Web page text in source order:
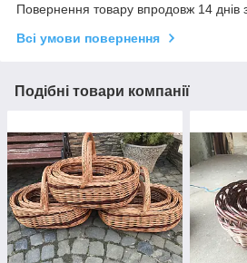
Повернення товару впродовж 14 днів
Всі умови повернення
Подібні товари компанії